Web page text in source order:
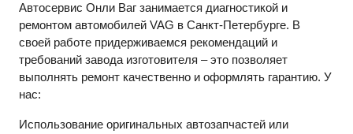
Автосервис Онли Ваг занимается диагностикой и
ремонтом автомобилей VAG в Санкт-Петербурге. В
своей работе придерживаемся рекомендаций и
требований завода изготовителя – это позволяет
выполнять ремонт качественно и оформлять гарантию. У
нас:
Использование оригинальных автозапчастей или